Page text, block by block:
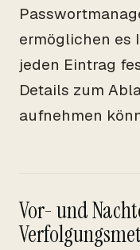
ermöglichen es
jeden Eintrag
Details zum
aufnehmen
Vor- und